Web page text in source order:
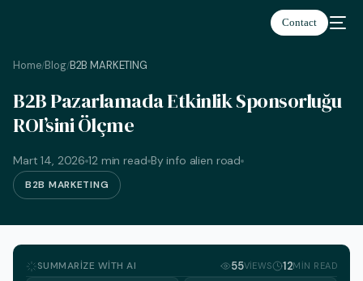
Contact
Home/Blog/B2B MARKETING
B2B Pazarlamada Etkinlik Sponsorluğu
ROI’sini Ölçme
Mart 14, 2026 12 min read By info alien road
B2B MARKETING
SUMMARIZE WITH AI 55VIEWS 12MIN READ